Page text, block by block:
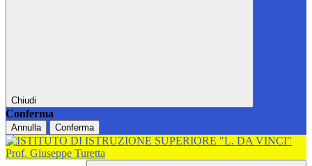
Chiudi
Conferma
Annulla Conferma